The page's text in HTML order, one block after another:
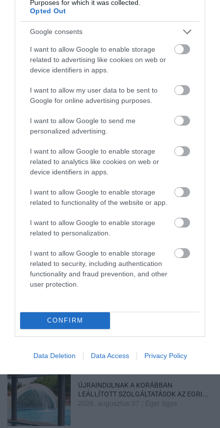
Purposes for which it was collected.
Opted Out
Google consents
I want to allow Google to enable storage
related to advertising like cookies on web or
device identifiers in apps.
I want to allow my user data to be sent to
Google for online advertising purposes.
I want to allow Google to send me
personalized advertising.
I want to allow Google to enable storage
related to analytics like cookies on web or
device identifiers in apps.
I want to allow Google to enable storage
related to functionality of the website or app.
I want to allow Google to enable storage
related to personalization.
I want to allow Google to enable storage
related to security, including authentication
functionality and fraud prevention, and other
user protection.
CONFIRM
Data Deletion Data Access Privacy Policy
ÚJ MAGYAR KÜLÜGYI STRATÉGIA KÉSZÜL,
2026. augusztus 08|Mindenki ügye
TATA ELBŰVÖLŐ LÁTVÁNYOSSÁGAI,
AMIKÉRT ÉRDEMES MEGNÉZNI
2026. augusztus 08|Promóció
TÖBB MINT EGY HÓNAP IS LEHET, MIRE
TELJESEN ÚJRAINDUL A P...
Mindenki ügye
DIGITÁLIS TANULÁS ELŐNYEI
2026. augusztus 07
ÚJRAINDULNAK A KORÁBBAN
LEÁLLÍTOTT SZOLGÁLTATÁSOK AZ EGRI...
2026. augusztus 07 Eger ügye